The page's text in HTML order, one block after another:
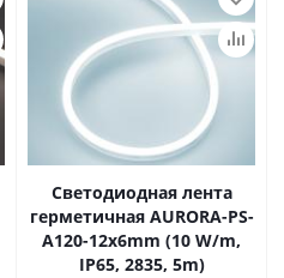
Светодиодная лента
герметичная AURORA-PS-
A120-12x6mm (10 W/m,
IP65, 2835, 5m)